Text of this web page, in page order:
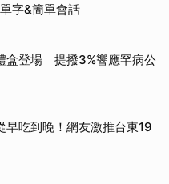
字&簡單會話
盒登場 提撥3%響應罕病公
早吃到晚！網友激推台東19